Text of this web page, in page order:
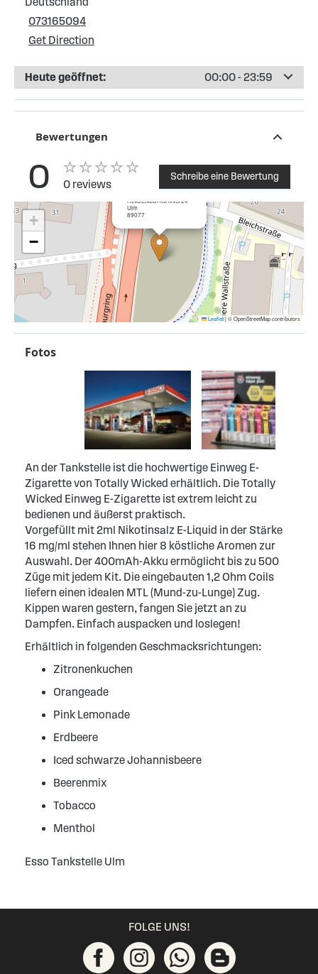
073165094
Get Direction
Heute geöffnet: 00:00 - 23:59
Bewertungen
0 0 reviews
Schreibe eine Bewertung
HINDENBURGRING 24
Ulm
89077
×
+
−
Leaflet|© OpenStreetMap contributors
Fotos
An der Tankstelle ist die hochwertige Einweg E-
Zigarette von Totally Wicked erhältlich. Die Totally
Wicked Einweg E-Zigarette ist extrem leicht zu
bedienen und äußerst praktisch.
Vorgefüllt mit 2ml Nikotinsalz E-Liquid in der Stärke
16 mg/ml stehen Ihnen hier 8 köstliche Aromen zur
Auswahl. Der 400mAh-Akku ermöglicht bis zu 500
Züge mit jedem Kit. Die eingebauten 1,2 Ohm Coils
liefern einen idealen MTL (Mund-zu-Lunge) Zug.
Kippen waren gestern, fangen Sie jetzt an zu
Dampfen. Einfach auspacken und loslegen!
Erhältlich in folgenden Geschmacksrichtungen:
Zitronenkuchen
Orangeade
Pink Lemonade
Erdbeere
Iced schwarze Johannisbeere
Beerenmix
Tobacco
Menthol
Esso Tankstelle Ulm
FOLGE UNS!